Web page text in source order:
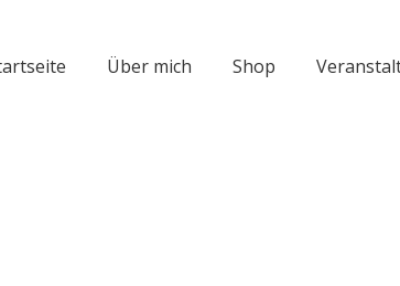
Über mich Shop